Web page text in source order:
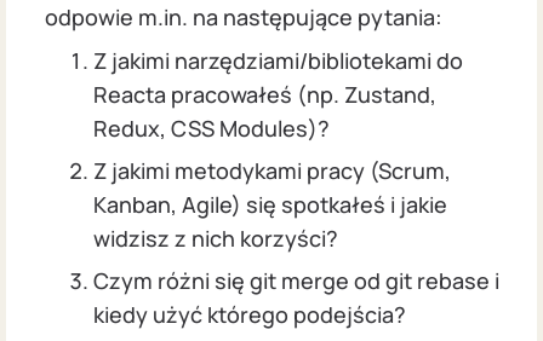
odpowie m.in. na następujące pytania:
Z jakimi narzędziami/bibliotekami do
Reacta pracowałeś (np. Zustand,
Redux, CSS Modules)?
Z jakimi metodykami pracy (Scrum,
Kanban, Agile) się spotkałeś i jakie
widzisz z nich korzyści?
Czym różni się git merge od git rebase i
kiedy użyć którego podejścia?